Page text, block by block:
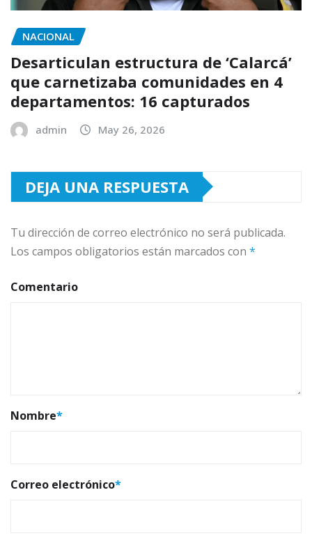
NACIONAL
Desarticulan estructura de ‘Calarcá’
que carnetizaba comunidades en 4
departamentos: 16 capturados
admin May 26, 2026
DEJA UNA RESPUESTA
Tu dirección de correo electrónico no será publicada.
Los campos obligatorios están marcados con *
Comentario
Nombre*
Correo electrónico*